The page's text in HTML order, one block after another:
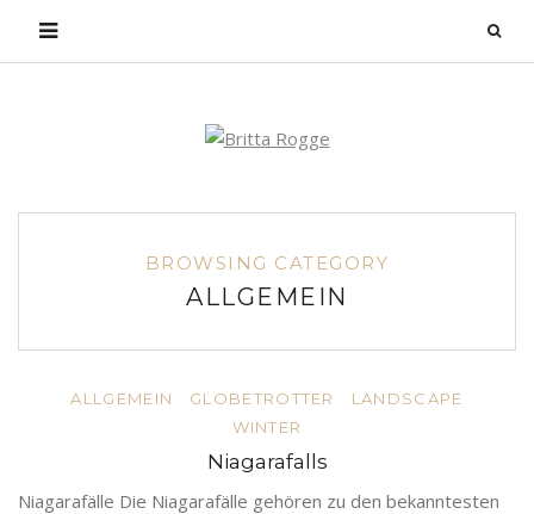
BROWSING CATEGORY
ALLGEMEIN
ALLGEMEIN GLOBETROTTER
LANDSCAPE
WINTER
Niagarafalls
Niagarafälle Die Niagarafälle gehören zu den bekanntesten